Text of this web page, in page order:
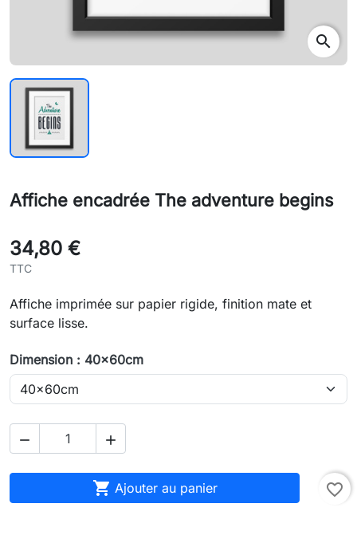
search
Affiche encadrée The adventure begins
34,80 €
TTC
Affiche imprimée sur papier rigide, finition mate et
surface lisse.
Dimension : 40x60cm
 
 Ajouter au panier favorite_border